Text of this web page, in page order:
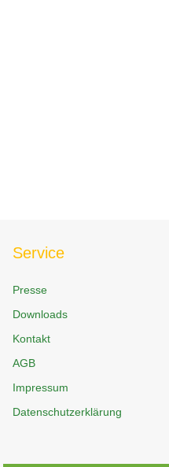
Service
Presse
Downloads
Kontakt
AGB
Impressum
Datenschutzerklärung